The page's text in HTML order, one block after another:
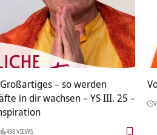
– so werden
in dir wachsen – YS III. 25 –
498 VIEWS